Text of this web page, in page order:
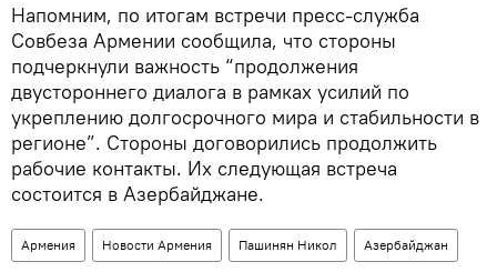
Напомним, по итогам встречи пресс-служба
Совбеза Армении сообщила, что стороны
подчеркнули важность “продолжения
двустороннего диалога в рамках усилий по
укреплению долгосрочного мира и стабильности в
регионе”. Стороны договорились продолжить
рабочие контакты. Их следующая встреча
состоится в Азербайджане.
Армения Новости Армения Пашинян Никол Азербайджан